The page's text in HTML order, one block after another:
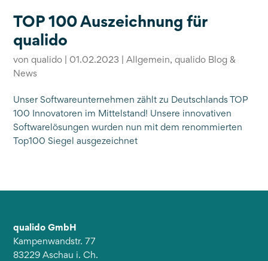
TOP 100 Auszeichnung für
qualido
vonqualido |01.02.2023 |Allgemein,qualido Blog &
News
Unser Softwareunternehmen zählt zu Deutschlands TOP
100 Innovatoren im Mittelstand! Unsere innovativen
Softwarelösungen wurden nun mit dem renommierten
Top100 Siegel ausgezeichnet
qualido GmbH
Kampenwandstr. 77
83229 Aschau i. Ch.